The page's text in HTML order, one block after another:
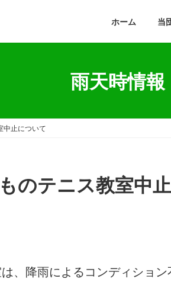
ホーム 当
雨天時情報
中止について
のテニス教室中
、降雨によるコンディショ